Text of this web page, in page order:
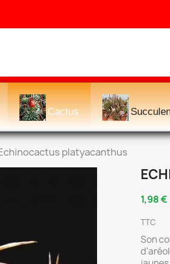
Cactus
platyacanthus
1,98 €
TTC
Son